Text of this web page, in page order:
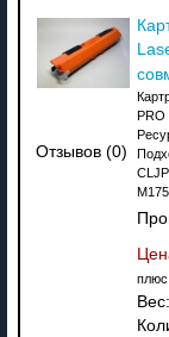
Отзывов (0)
плюс
Вес: